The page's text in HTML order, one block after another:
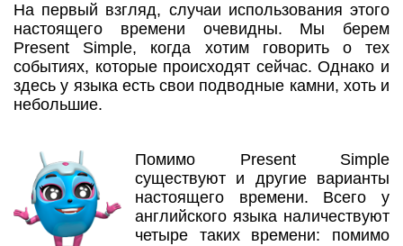
На первый взгляд, случаи использования этого
настоящего времени очевидны. Мы берем
Present Simple, когда хотим говорить о тех
событиях, которые происходят сейчас. Однако и
здесь у языка есть свои подводные камни, хоть и
небольшие.
Помимо Present Simple
существуют и другие варианты
настоящего времени. Всего у
английского языка наличествуют
четыре таких времени: помимо